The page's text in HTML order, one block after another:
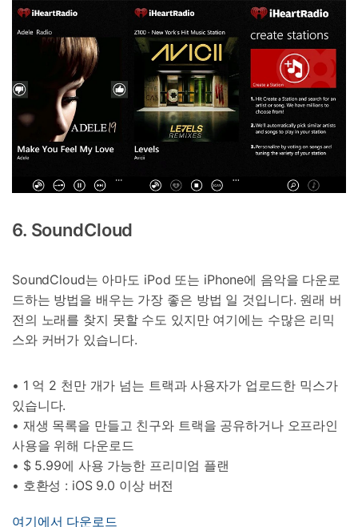
6. SoundCloud
SoundCloud는 아마도 iPod 또는 iPhone에 음악을 다운로
드하는 방법을 배우는 가장 좋은 방법 일 것입니다. 원래 버
전의 노래를 찾지 못할 수도 있지만 여기에는 수많은 리믹
스와 커버가 있습니다.
• 1 억 2 천만 개가 넘는 트랙과 사용자가 업로드한 믹스가
있습니다.
• 재생 목록을 만들고 친구와 트랙을 공유하거나 오프라인
사용을 위해 다운로드
• $ 5.99에 사용 가능한 프리미엄 플랜
• 호환성 : iOS 9.0 이상 버전
여기에서 다운로드